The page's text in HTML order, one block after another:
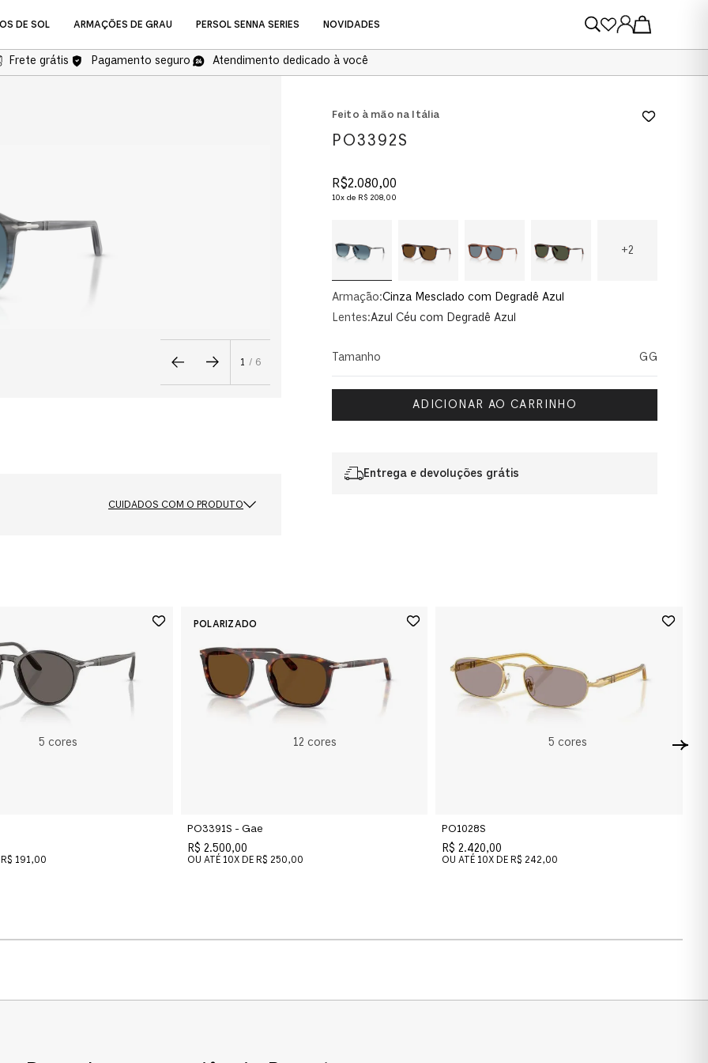
DE SOL ARMAÇÕES DE GRAU PERSOL SENNA SERIES NOVIDADES
NOVIDADES
COMPRAR ÓCULOS DE GRAU
Frete grátis Pagamento seguro Atendimento dedicado à você
1 / 6
CUIDADOS COM O PRODUTO
Não
Ponte e Plaquetas
Ponte Alta
Feito à mão na Itália
PO3392S
R$2.080,00
10x de R$ 208,00
+2
Armação:Cinza Mesclado com Degradê Azul
Lentes:Azul Céu com Degradê Azul
Tamanho GG
ADICIONAR AO CARRINHO
Entrega e devoluções grátis
5 cores
R$ 191,00
12 cores
PO3391S - Gae
R$ 2.500,00
OU ATÉ 10X DE R$ 250,00
5 cores
PO1028S
R$ 2.420,00
OU ATÉ 10X DE R$ 242,00